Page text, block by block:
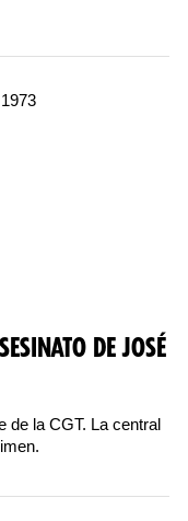
DE JOSÉ
de la CGT. La central